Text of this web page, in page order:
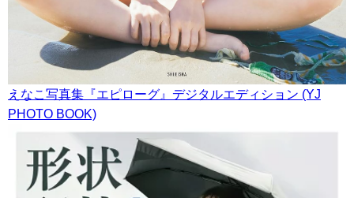
えなこ写真集『エピローグ』デジタルエディション (YJ
PHOTO BOOK)